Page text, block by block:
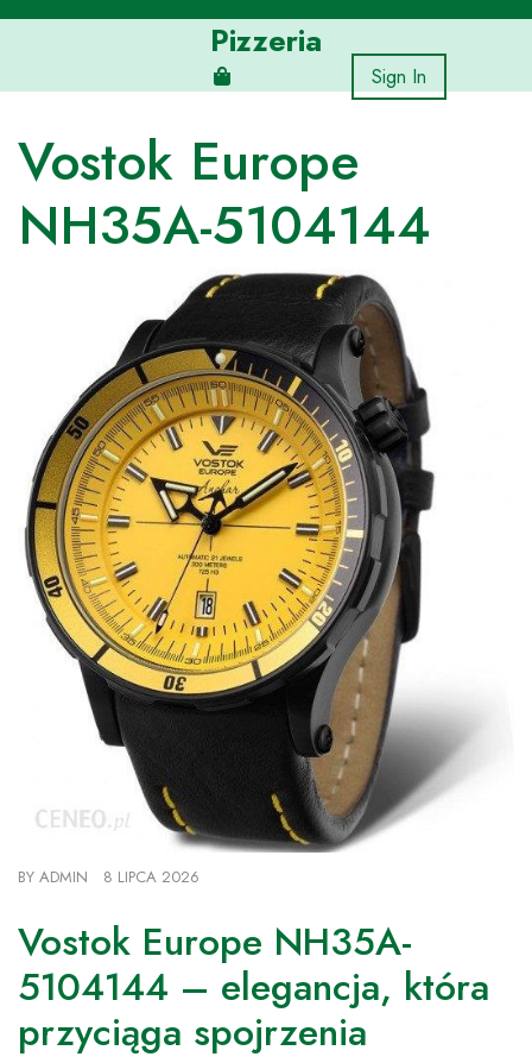
Skip
Pizzeria
Sign In
Vostok Europe
NH35A-5104144
BY ADMIN 8 LIPCA 2026
Vostok Europe NH35A-
5104144 – elegancja, która
przyciąga spojrzenia